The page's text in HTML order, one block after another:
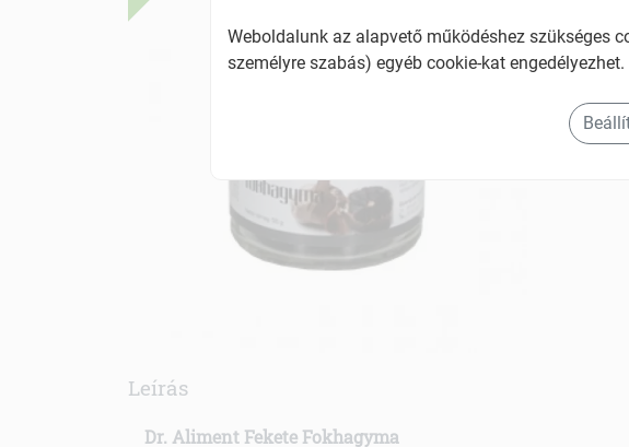
Leírás
Dr. Aliment Fekete Fokhagyma
Weboldalunk az alapvető működéshez szükséges
személyre szabás) egyéb cookie-kat